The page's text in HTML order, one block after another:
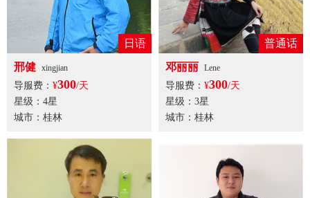
日语
邢健 xingjian
导服费： ¥300/天
星级：4星
城市：桂林
普通话
邓丽丽 Lene
导服费： ¥300/天
星级：3星
城市：桂林